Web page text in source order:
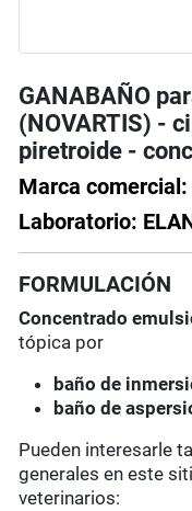
GANABAÑO
(NOVARTIS) -
piretroide -
Marca
Laboratorio:
FORMULACIÓN
Concentrado
tópica por
baño de
baño de
Pueden interesarle
generales en este
veterinarios: